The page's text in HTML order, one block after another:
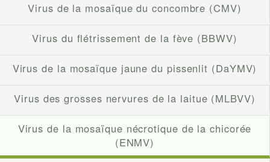
Virus de la mosaïque du concombre (CMV)
Virus du flétrissement de la fève (BBWV)
Virus de la mosaïque jaune du pissenlit (DaYMV)
Virus des grosses nervures de la laitue (MLBVV)
Virus de la mosaïque nécrotique de la chicorée
(ENMV)